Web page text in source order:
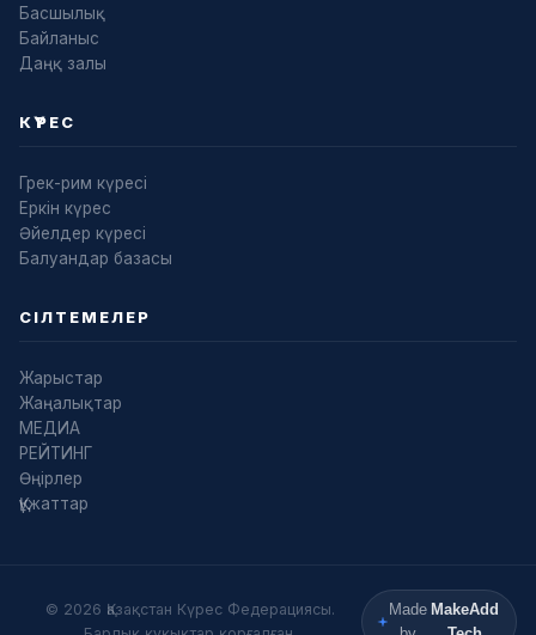
Басшылық
Байланыс
Даңқ залы
КҮРЕС
Грек-рим күресі
Еркін күрес
Әйелдер күресі
Балуандар базасы
СІЛТЕМЕЛЕР
Жарыстар
Жаңалықтар
МЕДИА
РЕЙТИНГ
Өңірлер
Құжаттар
© 2026 Қазақстан Күрес Федерациясы.
Made MakeAdd